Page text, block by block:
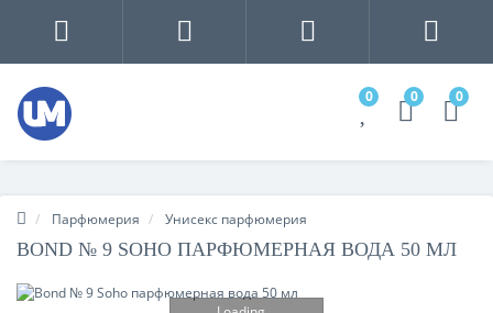
0 0 0
Парфюмерия Унисекс парфюмерия
BOND № 9 SOHO ПАРФЮМЕРНАЯ ВОДА 50 МЛ